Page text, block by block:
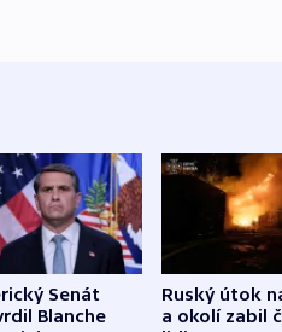
Senát
Blanche
Ruský útok
a okolí zabil